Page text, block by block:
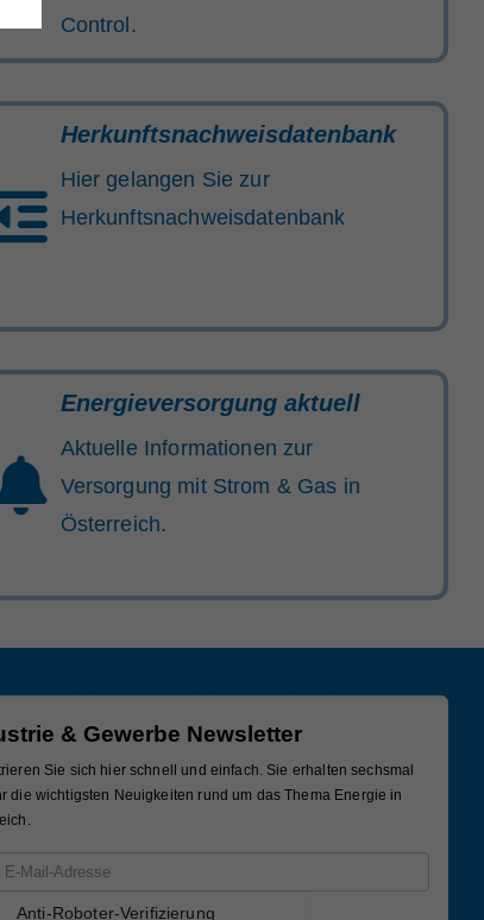
Control.
Herkunftsnachweisdatenbank
Hier gelangen Sie zur
Herkunftsnachweisdatenbank
Energieversorgung aktuell
Aktuelle Informationen zur
Versorgung mit Strom & Gas in
Österreich.
& Gewerbe Newsletter
Sie sich hier schnell und einfach. Sie erhalten sechsmal
die wichtigsten Neuigkeiten rund um das Thema Energie in
Adresse
Anti-Roboter-Verifizierung